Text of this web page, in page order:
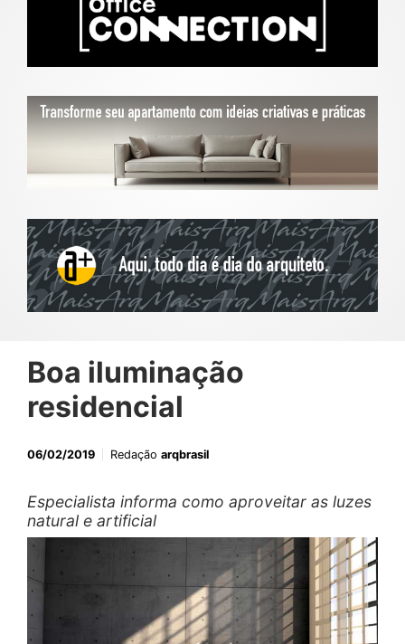
Boa iluminação
residencial
06/02/2019 Redação arqbrasil
Especialista informa como aproveitar as luzes
natural e artificial